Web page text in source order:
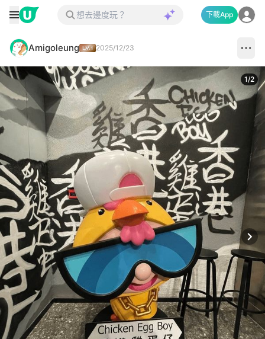
下載App
Amigoleung 2025/12/23
1/2